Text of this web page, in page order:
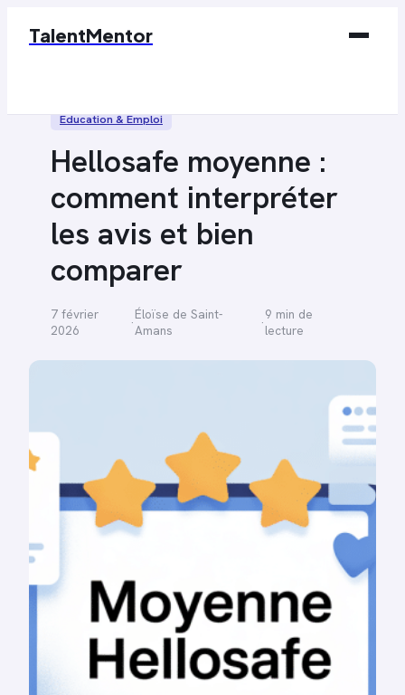
TalentMentor
Éducation & Emploi
Hellosafe moyenne :
comment interpréter
les avis et bien
comparer
7 février
2026
·Éloïse de Saint-
Amans
·9 min de
lecture